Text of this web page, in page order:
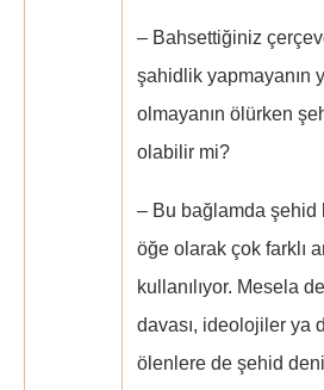
– Bahsettiğiniz
şahidlik yapmayanın
olmayanın ölürken
olabilir mi?
– Bu bağlamda şehid
öğe olarak çok farklı
kullanılıyor. Mesela
davası, ideolojiler ya
ölenlere de şehid